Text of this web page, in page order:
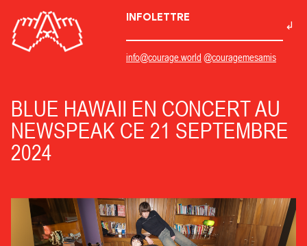
INFOLETTRE
info@courage.world @couragemesamis
BLUE HAWAII EN CONCERT AU
NEWSPEAK CE 21 SEPTEMBRE
2024